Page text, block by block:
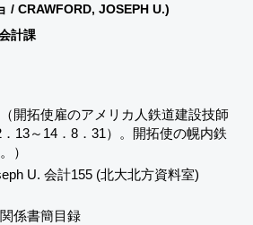
/ CRAWFORD, JOSEPH U.)
計課
開拓使雇のアメリカ人鉄道建設技師
．13～14．8．31）。開拓使の幌内鉄
）
U. 会計155 (北大北方資料室)
係書簡目録